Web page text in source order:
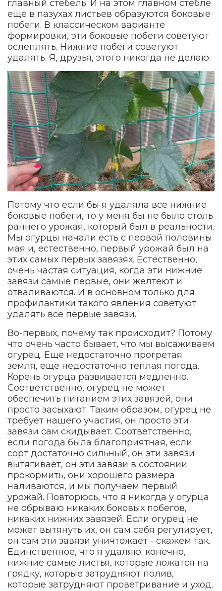
главный стебель. И на этом главном стебле
еще в пазухах листьев образуются боковые
побеги. В классическом варианте
формировки, эти боковые побеги советуют
ослеплять. Нижние побеги советуют
удалять. Я, друзья, этого никогда не делаю.
Потому что если бы я удаляла все нижние
боковые побеги, то у меня бы не было столь
раннего урожая, который был в реальности.
Мы огурцы начали есть с первой половины
мая и, естественно, первый урожай был на
этих самых первых завязях. Естественно,
очень частая ситуация, когда эти нижние
завязи самые первые, они желтеют и
отваливаются. И в основном только для
профилактики такого явления советуют
удалять все первые завязи.
Во-первых, почему так происходит? Потому
что очень часто бывает, что мы высаживаем
огурец. Еще недостаточно прогретая
земля, еще недостаточно теплая погода.
Корень огурца развивается медленно.
Соответственно, огурец не может
обеспечить питанием этих завязей, они
просто засыхают. Таким образом, огурец не
требует нашего участия, он просто эти
завязи сам скидывает. Соответственно,
если погода была благоприятная, если
сорт достаточно сильный, он эти завязи
вытягивает, он эти завязи в состоянии
прокормить, они хорошего размера
наливаются, и мы получаем первый
урожай. Повторюсь, что я никогда у огурца
не обрываю никаких боковых побегов,
никаких нижних завязей. Если огурец не
может вытянуть их, он сам себя регулирует,
он сам эти завязи уничтожает - скажем так.
Единственное, что я удаляю. конечно,
нижние самые листья, которые ложатся на
грядку, которые затрудняют полив,
которые затрудняют проветривание и уход.